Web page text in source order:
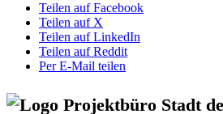
Teilen auf Facebook
Teilen auf X
Teilen auf LinkedIn
Teilen auf Reddit
Per E-Mail teilen